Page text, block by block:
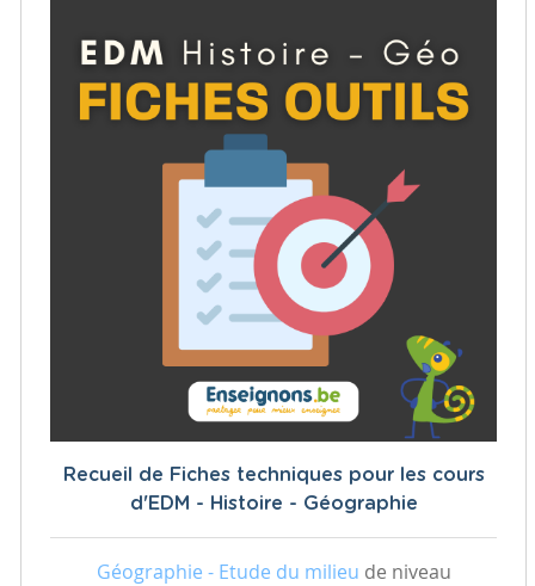
Recueil de Fiches techniques pour les cours
d'EDM - Histoire - Géographie
Géographie - Etude du milieu de niveau